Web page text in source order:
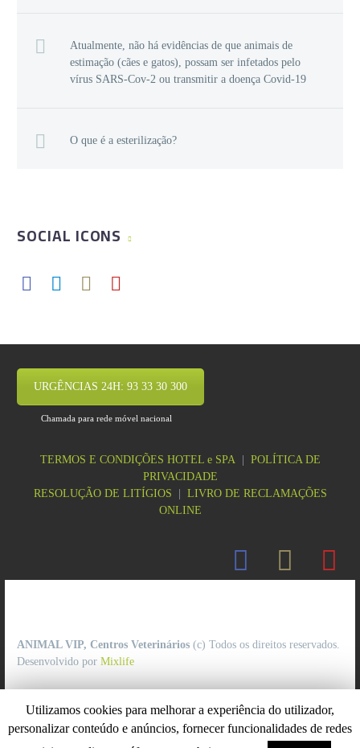
Atualmente, não há evidências de que animais de
estimação (cães e gatos), possam ser infetados pelo
vírus SARS-Cov-2 ou transmitir a doença Covid-19
O que é a esterilização?
SOCIAL ICONS
URGÊNCIAS 24H: 93 33 30 300
Chamada para rede móvel nacional
TERMOS E CONDIÇÕES HOTEL e SPA
POLÍTICA DE
PRIVACIDADE
RESOLUÇÃO DE LITÍGIOS
LIVRO DE RECLAMAÇÕES
ONLINE
ANIMAL VIP, Centros Veterinários (c) Todos os direitos reservados.
Desenvolvido por Mixlife
Utilizamos cookies para melhorar a experiência do utilizador,
personalizar conteúdo e anúncios, fornecer funcionalidades de redes